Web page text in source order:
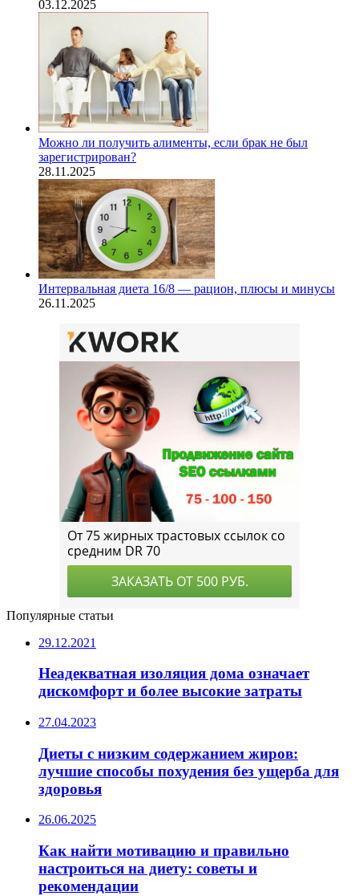
03.12.2025
Можно ли получить алименты, если брак не был
зарегистрирован?
28.11.2025
Интервальная диета 16/8 — рацион, плюсы и минусы
26.11.2025
Популярные статьи
29.12.2021
Неадекватная изоляция дома означает
дискомфорт и более высокие затраты
27.04.2023
Диеты с низким содержанием жиров:
лучшие способы похудения без ущерба для
здоровья
26.06.2025
Как найти мотивацию и правильно
настроиться на диету: советы и
рекомендации